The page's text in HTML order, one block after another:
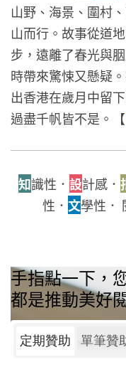
山野、海景、圍村
山而行。故事從道
步，遠離了春光與
時帶來驚悚又懸疑
出香港在歲月中留
過盡千帆皆不是。【
知識性． 設計感．
性． 文學性．
手指點一下，
都是推動美好
定期贊助 單筆贊